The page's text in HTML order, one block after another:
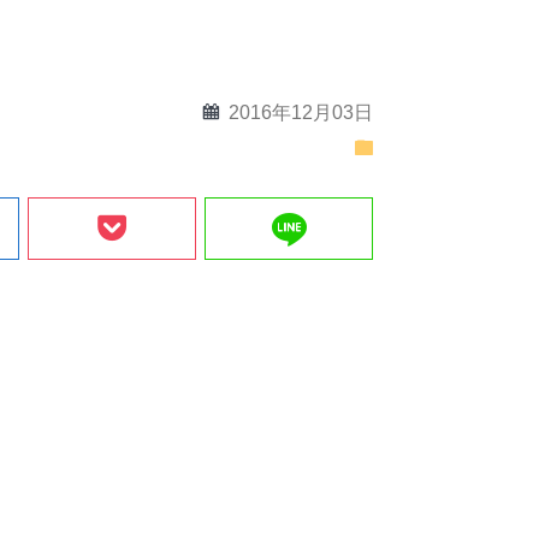
calendar 2016年12月03日
folder
line